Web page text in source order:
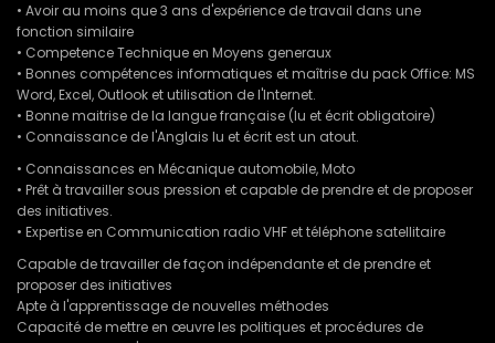
• Avoir au moins que 3 ans d'expérience de travail dans une
fonction similaire
• Competence Technique en Moyens generaux
• Bonnes compétences informatiques et maîtrise du pack Office: MS
Word, Excel, Outlook et utilisation de l'Internet.
• Bonne maitrise de la langue française (lu et écrit obligatoire)
• Connaissance de l'Anglais lu et écrit est un atout.
• Connaissances en Mécanique automobile, Moto
• Prêt à travailler sous pression et capable de prendre et de proposer
des initiatives.
• Expertise en Communication radio VHF et téléphone satellitaire
Capable de travailler de façon indépendante et de prendre et
proposer des initiatives
Apte à l'apprentissage de nouvelles méthodes
Capacité de mettre en œuvre les politiques et procédures de